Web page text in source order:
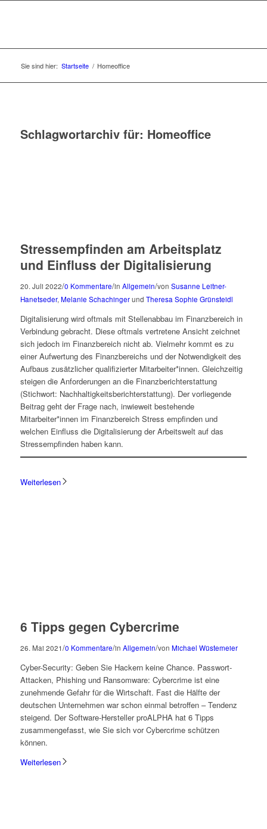
Sie sind hier: Startseite / Homeoffice
Schlagwortarchiv für: Homeoffice
Stressempfinden am Arbeitsplatz
und Einfluss der Digitalisierung
20. Juli 2022/0 Kommentare/in Allgemein/von Susanne Leitner-
Hanetseder, Melanie Schachingerund Theresa Sophie Grünsteidl
Digitalisierung wird oftmals mit Stellenabbau im Finanzbereich in
Verbindung gebracht. Diese oftmals vertretene Ansicht zeichnet
sich jedoch im Finanzbereich nicht ab. Vielmehr kommt es zu
einer Aufwertung des Finanzbereichs und der Notwendigkeit des
Aufbaus zusätzlicher qualifizierter Mitarbeiter*innen. Gleichzeitig
steigen die Anforderungen an die Finanzberichterstattung
(Stichwort: Nachhaltigkeitsberichterstattung). Der vorliegende
Beitrag geht der Frage nach, inwieweit bestehende
Mitarbeiter*innen im Finanzbereich Stress empfinden und
welchen Einfluss die Digitalisierung der Arbeitswelt auf das
Stressempfinden haben kann.
Weiterlesen
6 Tipps gegen Cybercrime
26. Mai 2021/0 Kommentare/in Allgemein/von Michael Wüstemeier
Cyber-Security: Geben Sie Hackern keine Chance. Passwort-
Attacken, Phishing und Ransomware: Cybercrime ist eine
zunehmende Gefahr für die Wirtschaft. Fast die Hälfte der
deutschen Unternehmen war schon einmal betroffen – Tendenz
steigend. Der Software-Hersteller proALPHA hat 6 Tipps
zusammengefasst, wie Sie sich vor Cybercrime schützen
können.
Weiterlesen